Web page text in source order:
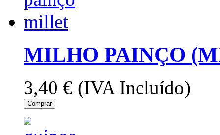
MILHO PAINÇO
3,40 € (IVA Incluído)
Comprar